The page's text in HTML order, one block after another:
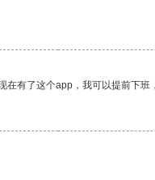
有了这个app，我可以提前下班